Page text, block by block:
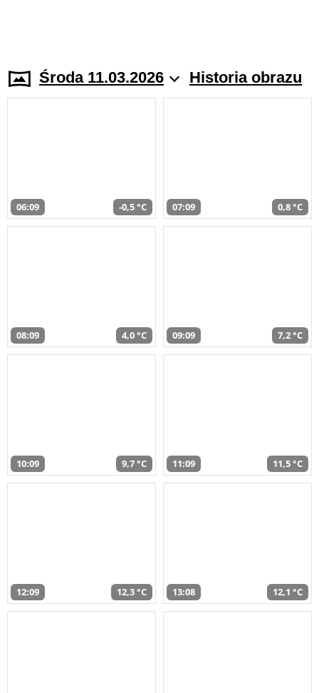
Środa 11.03.2026 Historia obrazu
06:09 -0,5 °C 07:09 0,8 °C
08:09 4,0 °C 09:09 7,2 °C
10:09 9,7 °C 11:09 11,5 °C
12:09 12,3 °C 13:08 12,1 °C